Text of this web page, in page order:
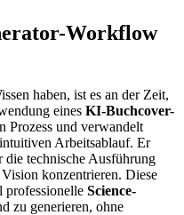
Workflow
haben, ist es an der Zeit,
eines KI-Buchcover-
Prozess und verwandelt
Arbeitsablauf. Er
technische Ausführung
konzentrieren. Diese
professionelle Science-
zu generieren, ohne